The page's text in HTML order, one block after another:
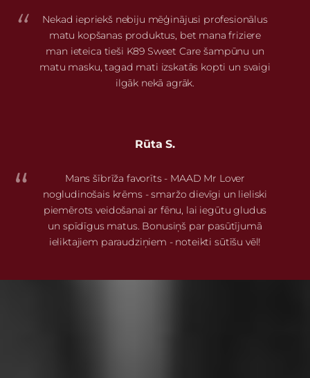
Nekad iepriekš nebiju mēģinājusi profesionālus
matu kopšanas produktus, bet mana friziere
man ieteica tieši K89 Sweet Care šampūnu un
matu masku, tagad mati izskatās kopti un svaigi
ilgāk nekā agrāk.
Rūta S.
Mans šībrīža favorīts - MAAD Mr Lover
nogludinošais krēms - smaržo dievīgi un lieliski
piemērots veidošanai ar fēnu, lai iegūtu gludus
un spīdīgus matus. Bonusiņš par pasūtījumā
ieliktajiem paraudziņiem - noteikti sūtīšu vēl!